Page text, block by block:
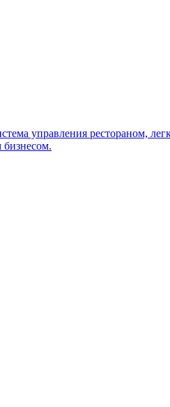
управления рестораном,
бизнесом.